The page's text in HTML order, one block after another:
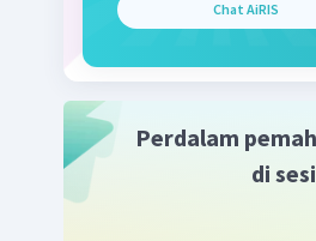
Beri Rating·0.0(0)
Chat AiRIS
Perdalam
di